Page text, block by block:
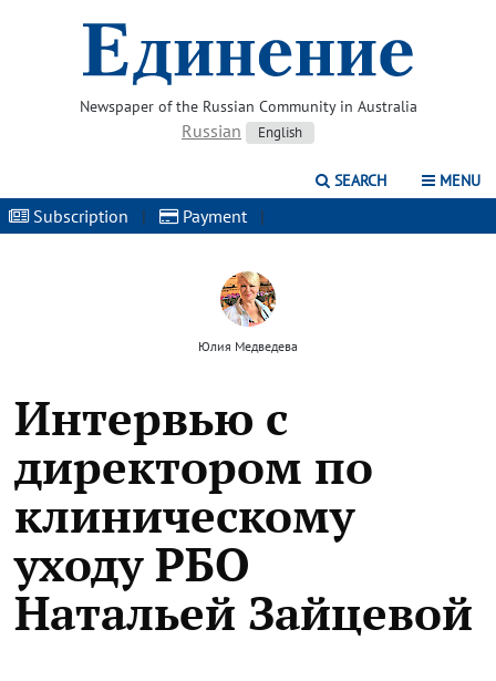
Newspaper of the Russian Community in Australia
Russian English
SEARCH MENU
Subscription | Payment |
Юлия Медведева
Интервью с
директором по
клиническому
уходу РБО
Натальей Зайцевой